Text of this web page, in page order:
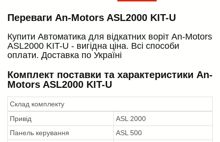
Переваги An-Motors ASL2000 KIT-U
Купити Автоматика для відкатних воріт An-Motors
ASL2000 KIT-U - вигідна ціна. Всі способи
оплати. Доставка по Україні
Комплект поставки та характеристики An-
Motors ASL2000 KIT-U
Склад комплекту
Привід
ASL 2000
Панель керування
ASL 500